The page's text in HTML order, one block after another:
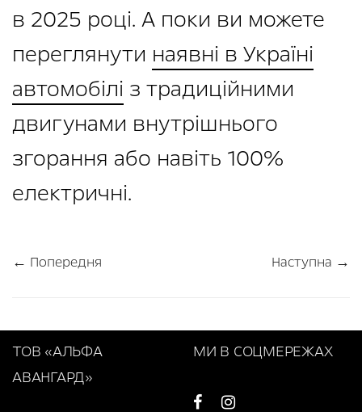
в 2025 році. А поки ви можете
переглянути наявні в Україні
автомобілі з традиційними
двигунами внутрішнього
згорання або навіть 100%
електричні.
← Попередня Наступна →
ТОВ «АЛЬФА
АВАНГАРД»
МИ В СОЦМЕРЕЖАХ